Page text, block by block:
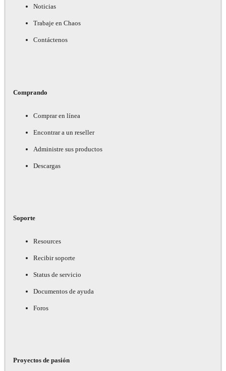
Noticias
Trabaje en Chaos
Contáctenos
Comprando
Comprar en línea
Encontrar a un reseller
Administre sus productos
Descargas
Soporte
Resources
Recibir soporte
Status de servicio
Documentos de ayuda
Foros
Proyectos de pasión